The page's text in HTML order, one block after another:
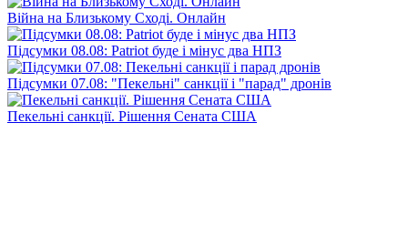
Війна на Близькому Сході. Онлайн
Підсумки 08.08: Patriot буде і мінус два НПЗ
Підсумки 07.08: "Пекельні" санкції і "парад" дронів
Пекельні санкції. Рішення Сената США